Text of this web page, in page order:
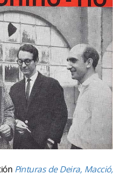
Pinturas de Deira, Macció,